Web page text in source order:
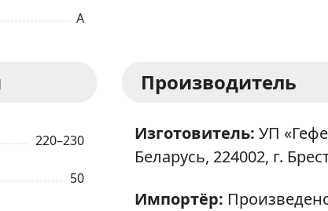
A
220–230
50
Производитель
Изготовитель: УП
Беларусь, 224002, г.
Импортёр: